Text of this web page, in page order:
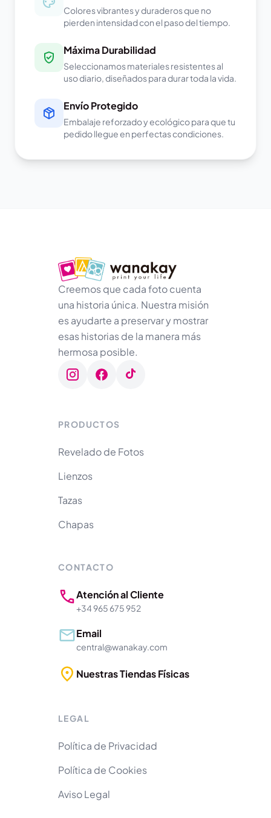
Colores vibrantes y duraderos que no
pierden intensidad con el paso del tiempo.
Máxima Durabilidad
Seleccionamos materiales resistentes al
uso diario, diseñados para durar toda la vida.
Envío Protegido
Embalaje reforzado y ecológico para que tu
pedido llegue en perfectas condiciones.
Creemos que cada foto cuenta
una historia única. Nuestra misión
es ayudarte a preservar y mostrar
esas historias de la manera más
hermosa posible.
PRODUCTOS
Revelado de Fotos
Lienzos
Tazas
Chapas
CONTACTO
Atención al Cliente
+34 965 675 952
Email
central@wanakay.com
Nuestras Tiendas Físicas
LEGAL
Política de Privacidad
Política de Cookies
Aviso Legal